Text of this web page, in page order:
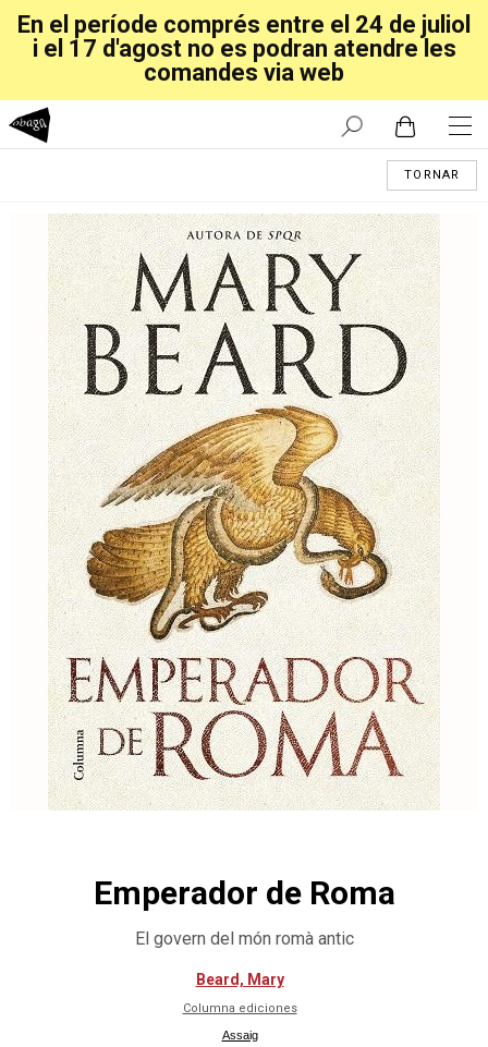
En el període comprés entre el 24 de juliol
i el 17 d'agost no es podran atendre les
comandes via web
TORNAR
Emperador de Roma
El govern del món romà antic
Beard, Mary
Columna ediciones
Assaig